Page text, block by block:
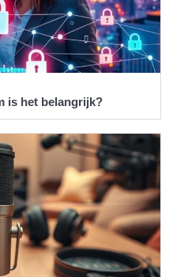
is het belangrijk?